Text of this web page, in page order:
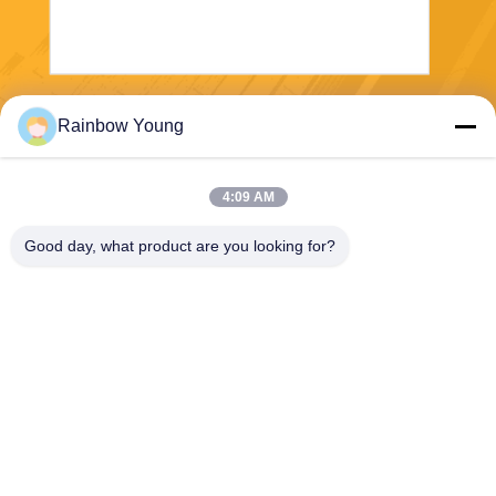
Rainbow Young
4:09 AM
Good day, what product are you looking for?